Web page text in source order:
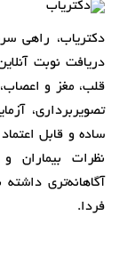
دکتریاب، راهی
دریافت نوبت
قلب، مغز و
تصویربرداری،
ساده و قابل
نظرات بیماران
آگاهانه‌تری
فردا.